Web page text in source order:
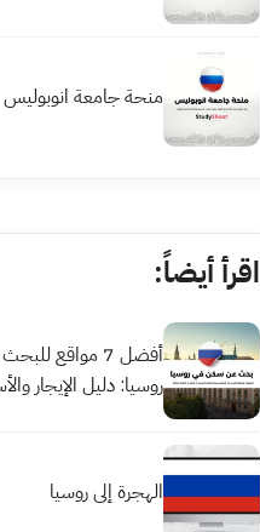
منحة جامعة انوبوليس
اقرأ أيضاً:
أفضل 7 مواقع
روسيا: دليل الإيجار
الهجرة إلى روسيا